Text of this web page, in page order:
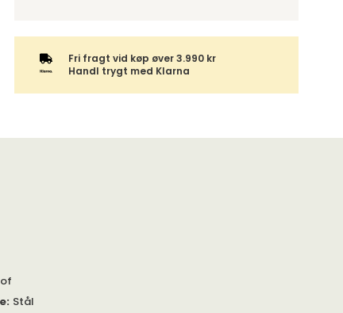
Fri fragt vid køp øver 3.990 kr
Handl trygt med Klarna
: Stål